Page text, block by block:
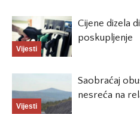
Vijesti
Cijene dizela
poskupljenje
Vijesti
Saobraćaj
nesreća na